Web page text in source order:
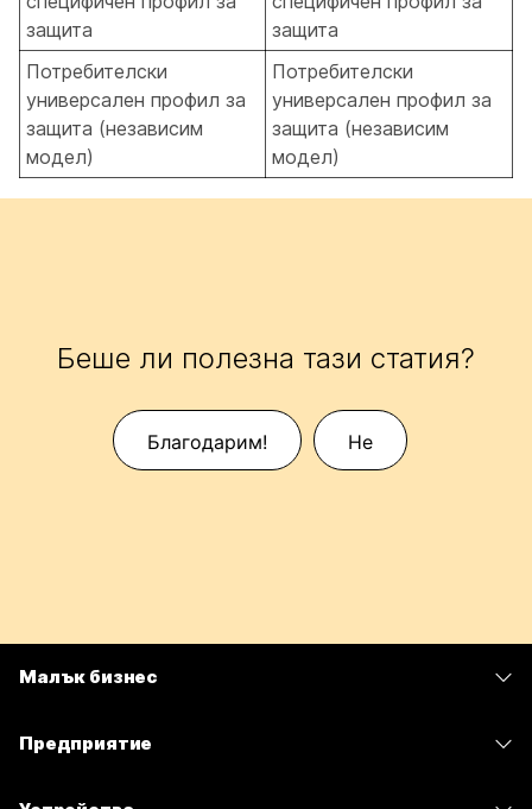
защита
защита
Потребителски
универсален профил за
защита (независим
модел)
Потребителски
универсален профил за
защита (независим
модел)
Беше ли полезна тази статия?
Благодарим! Не
Малък бизнес
Предприятие